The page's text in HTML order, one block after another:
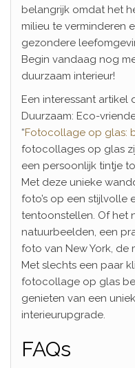
belangrijk omdat het
milieu te verminderen
gezondere
Begin vandaag nog
duurzaam interieur!
Een interessant artikel
Duurzaam: Eco-
“Fotocollage op glas:
fotocollages op glas
een persoonlijk tintje
Met deze unieke
foto’s op een stijlvolle
tentoonstellen. Of het
natuurbeelden, een
foto van New York, de
Met slechts een paar
fotocollage op glas
genieten van een
interieurupgrade.
FAQs